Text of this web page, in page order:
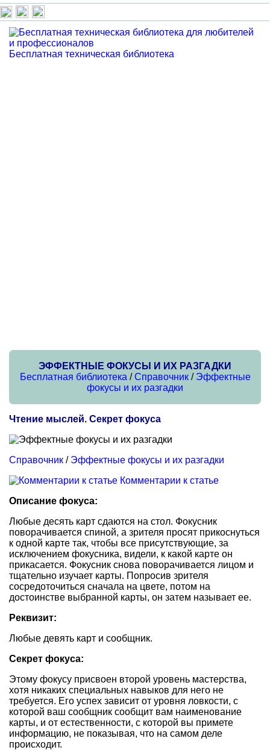
Бесплатная техническая библиотека
ЭФФЕКТНЫЕ ФОКУСЫ И ИХ РАЗГАДКИ
Бесплатная библиотека /Справочник/ Эффектные
фокусы и их разгадки
Чтение мыслей. Секрет фокуса
Справочник / Эффектные фокусы и их разгадки
Комментарии к статье
Описание фокуса:
Любые десять карт сдаются на стол. Фокусник
поворачивается спиной, а зрителя просят прикоснуться
к одной карте так, чтобы все присутствующие, за
исключением фокусника, видели, к какой карте он
прикасается. Фокусник снова поворачивается лицом и
тщательно изучает карты. Попросив зрителя
сосредоточиться сначала на цвете, потом на
достоинстве выбранной карты, он затем называет ее.
Реквизит:
Любые девять карт и сообщник.
Секрет фокуса:
Этому фокусу присвоен второй уровень мастерства,
хотя никаких специальных навыков для него не
требуется. Его успех зависит от уровня ловкости, с
которой ваш сообщник сообщит вам наименование
карты, и от естественности, с которой вы примете
информацию, не показывая, что на самом деле
происходит.